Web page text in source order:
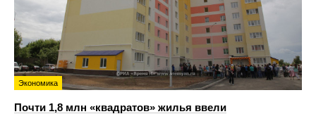
Экономика
Почти 1,8 млн «квадратов» жилья ввели